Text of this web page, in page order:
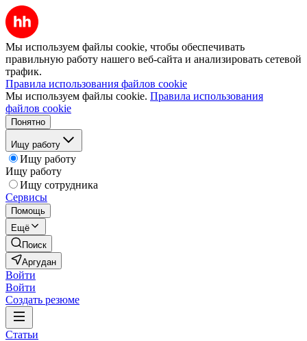
Мы используем файлы cookie, чтобы обеспечивать
правильную работу нашего веб-сайта и анализировать сетевой
трафик.
Правила использования файлов cookie
Мы используем файлы cookie. Правила использования
файлов cookie
Понятно
Ищу работу
Ищу работу
Ищу работу
Ищу сотрудника
Сервисы
Помощь
Ещё
Поиск
Аргудан
Войти
Войти
Создать резюме
Статьи